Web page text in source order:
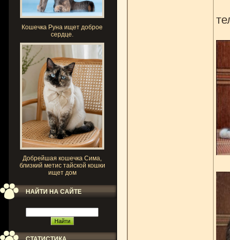
Кошечка Руна ищет доброе
сердце.
Добрейшая кошечка Сима,
близкий метис тайской кошки
ищет дом
НАЙТИ НА САЙТЕ